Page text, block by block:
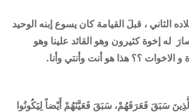
الثاني ، قبلَ القيامة كان يسوع إبنه الوحيد
له إخوة كثيرون وهو القائد علينا وهو
و الاخوات ؟؟ هذا هو أنت وأنتي وأنا.
سَبَقَ فَعَرَفَهُمْ، سَبَقَ فَعَيَّنَهُمْ أَيْضاً لِيَكُونُوا